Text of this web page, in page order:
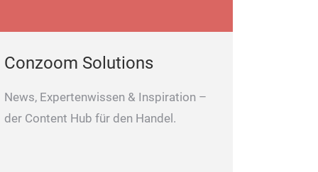
Conzoom Solutions
News, Expertenwissen & Inspiration –
der Content Hub für den Handel.